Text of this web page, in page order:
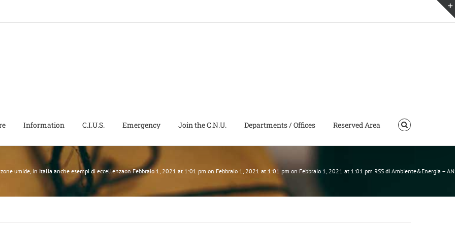
Information C.I.U.S. Emergency Join the C.N.U. Departments / Offices Reserved Area
umide, in Italia anche esempi di eccellenzaon Febbraio 1, 2021 at 1:01 pm on Febbraio 1, 2021 at 1:01 pm on Febbraio 1, 2021 at 1:01 pm RSS di Ambiente&Energia –